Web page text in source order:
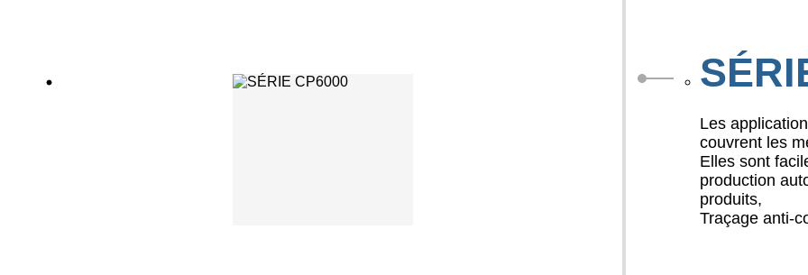
Les
couvrent les
Elles sont
production
produits,
Traçage anti-